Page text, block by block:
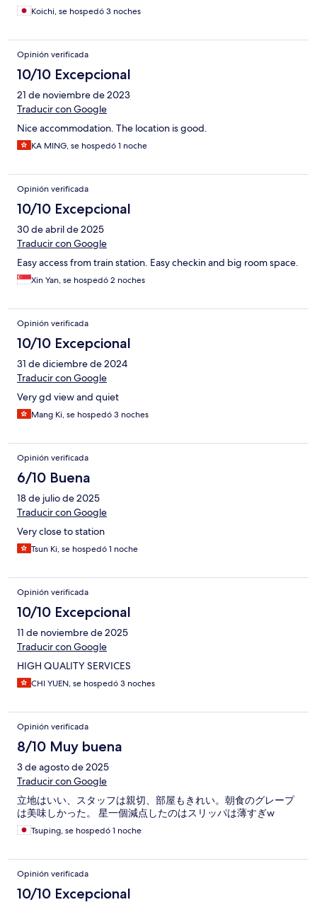
Koichi, se hospedó 3 noches
Opinión verificada
10/10 Excepcional
21 de noviembre de 2023
Traducir con Google
Nice accommodation. The location is good.
KA MING, se hospedó 1 noche
Opinión verificada
10/10 Excepcional
30 de abril de 2025
Traducir con Google
Easy access from train station. Easy checkin and big room space.
Xin Yan, se hospedó 2 noches
Opinión verificada
10/10 Excepcional
31 de diciembre de 2024
Traducir con Google
Very gd view and quiet
Mang Ki, se hospedó 3 noches
Opinión verificada
6/10 Buena
18 de julio de 2025
Traducir con Google
Very close to station
Tsun Ki, se hospedó 1 noche
Opinión verificada
10/10 Excepcional
11 de noviembre de 2025
Traducir con Google
HIGH QUALITY SERVICES
CHI YUEN, se hospedó 3 noches
Opinión verificada
8/10 Muy buena
3 de agosto de 2025
Traducir con Google
立地はいい、スタッフは親切、部屋もきれい。朝食のグレープ
は美味しかった。 星一個減点したのはスリッパは薄すぎw
Tsuping, se hospedó 1 noche
Opinión verificada
10/10 Excepcional